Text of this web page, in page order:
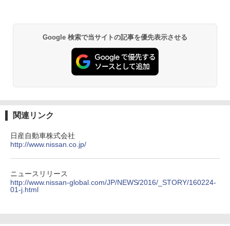
Google 検索で当サイトの記事を優先表示させる
関連リンク
日産自動車株式会社
http://www.nissan.co.jp/
ニュースリリース
http://www.nissan-global.com/JP/NEWS/2016/_STORY/160224-
01-j.html